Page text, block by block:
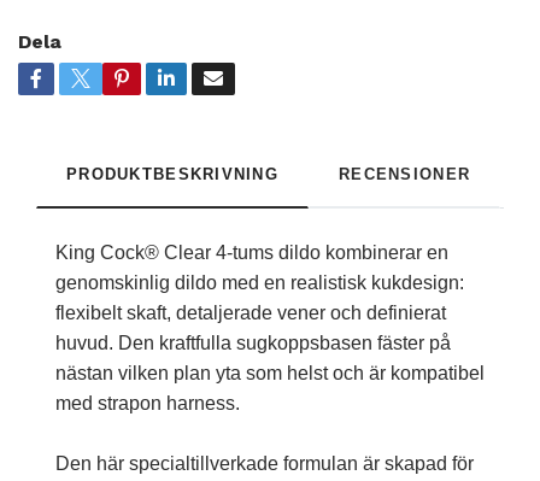
Dela
PRODUKTBESKRIVNING RECENSIONER
King Cock® Clear 4-tums dildo kombinerar en
genomskinlig dildo med en realistisk kukdesign:
flexibelt skaft, detaljerade vener och definierat
huvud. Den kraftfulla sugkoppsbasen fäster på
nästan vilken plan yta som helst och är kompatibel
med strapon harness.
Den här specialtillverkade formulan är skapad för